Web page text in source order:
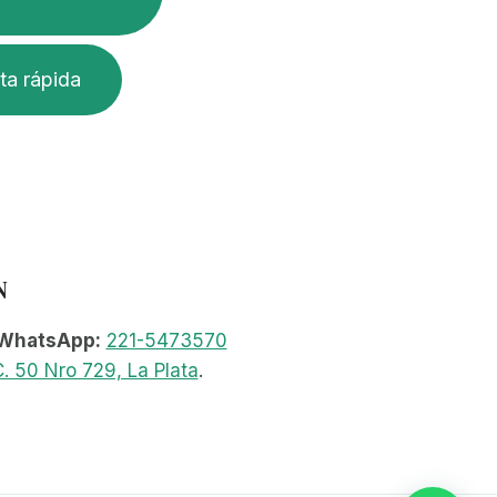
rápida
221-5473570
50 Nro 729, La Plata.